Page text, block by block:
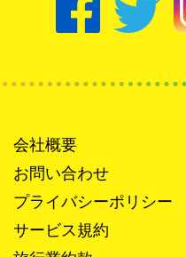
会社概要
お問い合わせ
プライバシーポリシー
サービス規約